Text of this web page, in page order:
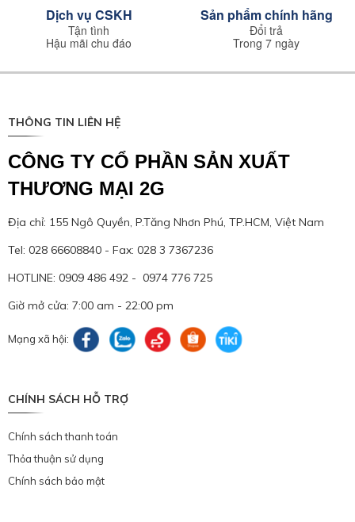
Dịch vụ CSKH
Tận tình
Hậu mãi chu đáo
Sản phẩm chính hãng
Đổi trả
Trong 7 ngày
THÔNG TIN LIÊN HỆ
CÔNG TY CỔ PHẦN SẢN XUẤT
THƯƠNG MẠI 2G
Địa chỉ: 155 Ngô Quyền, P.Tăng Nhơn Phú, TP.HCM, Việt Nam
Tel: 028 66608840 - Fax: 028 3 7367236
HOTLINE: 0909 486 492 - 0974 776 725
Giờ mở cửa: 7:00 am - 22:00 pm
Mạng xã hội:
CHÍNH SÁCH HỖ TRỢ
Chính sách thanh toán
Thỏa thuận sử dụng
Chính sách bảo mật